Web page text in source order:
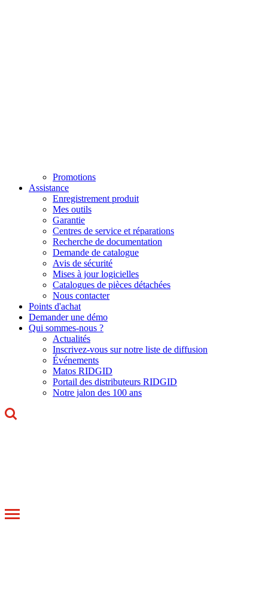
Promotions
Assistance
Enregistrement produit
Mes outils
Garantie
Centres de service et réparations
Recherche de documentation
Demande de catalogue
Avis de sécurité
Mises à jour logicielles
Catalogues de pièces détachées
Nous contacter
Points d'achat
Demander une démo
Qui sommes-nous ?
Actualités
Inscrivez-vous sur notre liste de diffusion
Événements
Matos RIDGID
Portail des distributeurs RIDGID
Notre jalon des 100 ans
Toggle